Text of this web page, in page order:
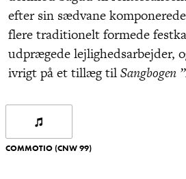
efter sin sædvane
flere traditionelt formede
udprægede lejlighedsarbejder,
ivrigt på et tillæg tilSangbogen
COMMOTIO (CNW 99)